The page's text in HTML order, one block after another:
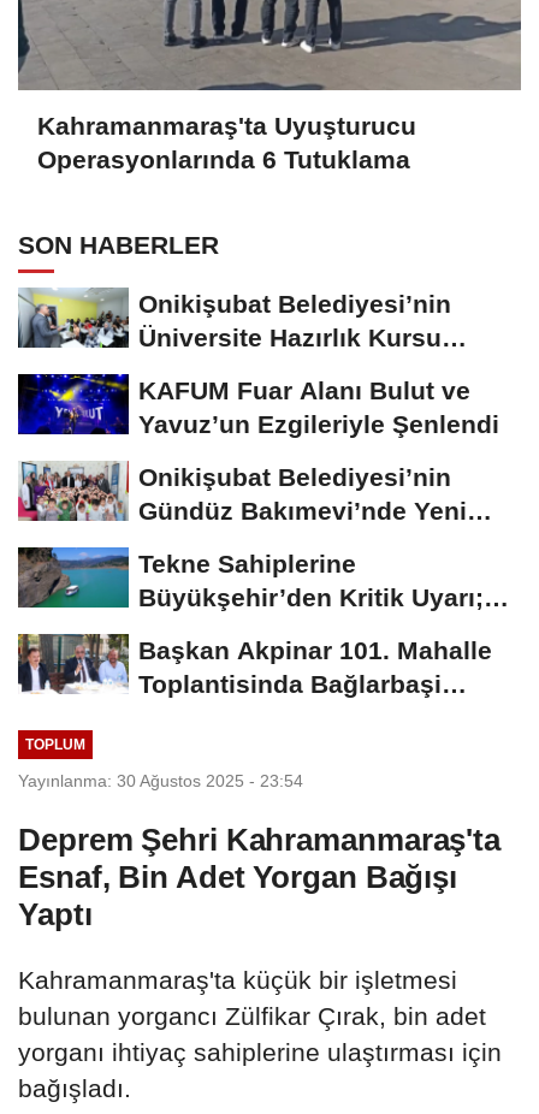
Kahramanmaraş'ta Uyuşturucu
Operasyonlarında 6 Tutuklama
SON HABERLER
Onikişubat Belediyesi’nin
Üniversite Hazırlık Kursu
KAFUM Fuar Alanı Bulut ve
Yavuz’un Ezgileriyle Şenlendi
Onikişubat Belediyesi’nin
Gündüz Bakımevi’nde Yeni
Tekne Sahiplerine
Büyükşehir’den Kritik Uyarı;
Başkan Akpinar 101. Mahalle
Toplantisinda Bağlarbaşi
TOPLUM
Yayınlanma: 30 Ağustos 2025 - 23:54
Deprem Şehri Kahramanmaraş'ta
Esnaf, Bin Adet Yorgan Bağışı
Yaptı
Kahramanmaraş'ta küçük bir işletmesi
bulunan yorgancı Zülfikar Çırak, bin adet
yorganı ihtiyaç sahiplerine ulaştırması için
bağışladı.